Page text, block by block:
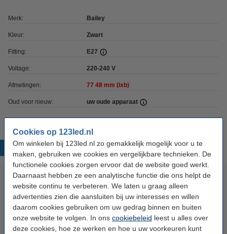
Cookies op 123led.nl
Om winkelen bij 123led.nl zo gemakkelijk mogelijk voor u te
maken, gebruiken we cookies en vergelijkbare technieken. De
functionele cookies zorgen ervoor dat de website goed werkt.
Daarnaast hebben ze een analytische functie die ons helpt de
website continu te verbeteren. We laten u graag alleen
advertenties zien die aansluiten bij uw interesses en willen
daarom cookies gebruiken om uw gedrag binnen en buiten
onze website te volgen. In ons cookiebeleid leest u alles over
deze cookies, hoe ze werken en hoe u uw voorkeuren kunt
Merk: Bailey
Kleur: Zwart
Fitting: E27
Voltage: 220-240 V
Afmetingen: 77 48 mm (lxb)
Oud voor nieuw: uw oude apparaat
Populaire producten